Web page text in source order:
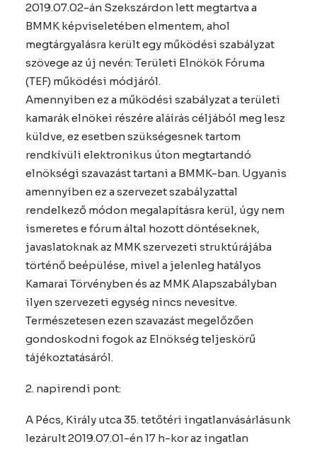
2019.07.02-án Szekszárdon lett megtartva a
BMMK képviseletében elmentem, ahol
megtárgyalásra került egy működési szabályzat
szövege az új nevén: Területi Elnökök Fóruma
(TEF) működési módjáról.
Amennyiben ez a működési szabályzat a területi
kamarák elnökei részére aláírás céljából meg lesz
küldve, ez esetben szükségesnek tartom
rendkívüli elektronikus úton megtartandó
elnökségi szavazást tartani a BMMK-ban. Ugyanis
amennyiben ez a szervezet szabályzattal
rendelkező módon megalapításra kerül, úgy nem
ismeretes e fórum által hozott döntéseknek,
javaslatoknak az MMK szervezeti struktúrájába
történő beépülése, mivel a jelenleg hatályos
Kamarai Törvényben és az MMK Alapszabályban
ilyen szervezeti egység nincs nevesítve.
Természetesen ezen szavazást megelőzően
gondoskodni fogok az Elnökség teljeskörű
tájékoztatásáról.
2. napirendi pont:
A Pécs, Király utca 35. tetőtéri ingatlanvásárlásunk
lezárult 2019.07.01-én 17 h-kor az ingatlan